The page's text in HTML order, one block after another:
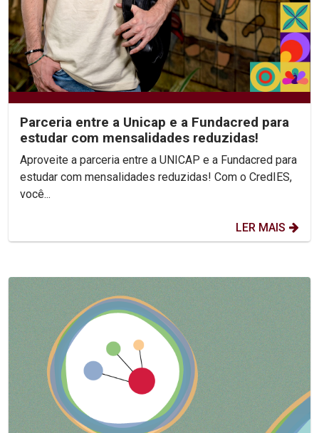
Parceria entre a Unicap e a Fundacred para
estudar com mensalidades reduzidas!
Aproveite a parceria entre a UNICAP e a Fundacred para
estudar com mensalidades reduzidas! Com o CredIES,
você...
LER MAIS